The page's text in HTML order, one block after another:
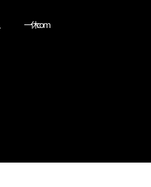
一休.com